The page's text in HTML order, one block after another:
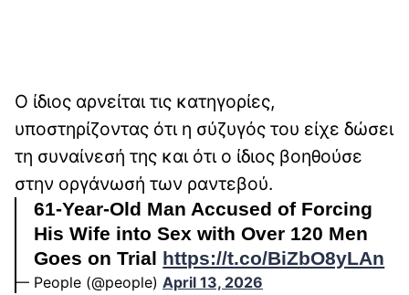
Ο ίδιος αρνείται τις κατηγορίες,
υποστηρίζοντας ότι η σύζυγός του είχε δώσει
τη συναίνεσή της και ότι ο ίδιος βοηθούσε
στην οργάνωσή των ραντεβού.
61-Year-Old Man Accused of Forcing
His Wife into Sex with Over 120 Men
Goes on Trial https://t.co/BiZbO8yLAn
— People (@people) April 13, 2026